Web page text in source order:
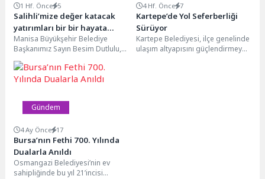
1 Hf. Önce 5
Salihli’mize değer katacak
yatırımları bir bir hayata
geçiriyoruz.
Manisa Büyükşehir Belediye
Başkanımız Sayın Besim Dutlulu,
kıymetli eşim Av. İlkgün Şen Nurlu
ve hemşehrilerimizle...
4 Hf. Önce 7
Kartepe’de Yol Seferberliği
Sürüyor
Kartepe Belediyesi, ilçe genelinde
ulaşım altyapısını güçlendirmeye
Gündem
4 Ay Önce 17
Bursa’nın Fethi 700. Yılında
Dualarla Anıldı
Osmangazi Belediyesi’nin ev
sahipliğinde bu yıl 21’incisi